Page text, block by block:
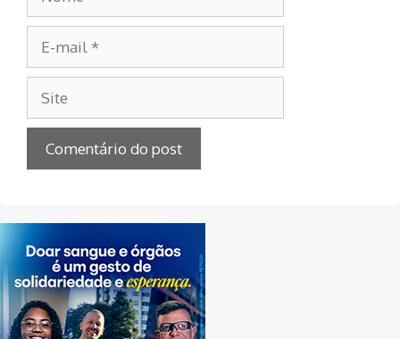
mail